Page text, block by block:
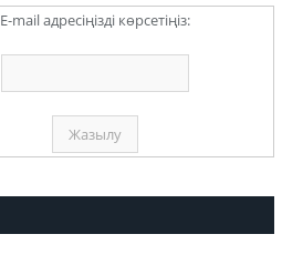
E-mail адресіңізді көрсетіңіз: